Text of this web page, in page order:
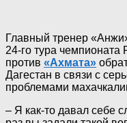
Главный тренер
24-го тура чемпионата
против «Ахмата»
Дагестан в связи с
проблемами
– Я как-то давал себе